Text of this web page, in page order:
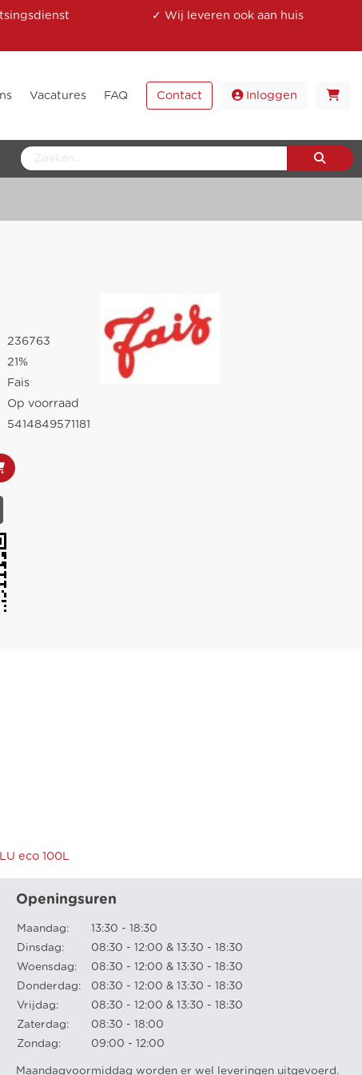
✓ Wij leveren ook aan huis
Vacatures FAQ Contact Inloggen
236763
21%
Fais
Op voorraad
5414849571181
eco 100L
Openingsuren
Maandag:
13:30 - 18:30
Dinsdag:
08:30 - 12:00 & 13:30 - 18:30
Woensdag:
08:30 - 12:00 & 13:30 - 18:30
Donderdag:
08:30 - 12:00 & 13:30 - 18:30
Vrijdag:
08:30 - 12:00 & 13:30 - 18:30
Zaterdag:
08:30 - 18:00
Zondag:
09:00 - 12:00
Maandagvoormiddag worden er wel leveringen uitgevoerd.